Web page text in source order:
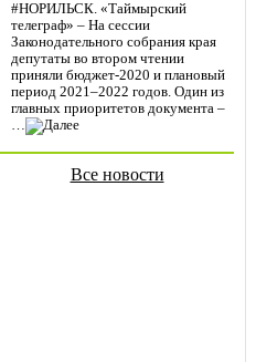
#НОРИЛЬСК. «Таймырский
телеграф» – На сессии
Законодательного собрания края
депутаты во втором чтении
приняли бюджет-2020 и плановый
период 2021–2022 годов. Один из
главных приоритетов документа –
…
Все новости